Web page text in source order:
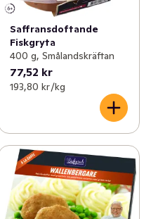
Saffransdoftande
Fiskgryta
400 g, Smålandskräftan
77,52 kr
193,80 kr /kg